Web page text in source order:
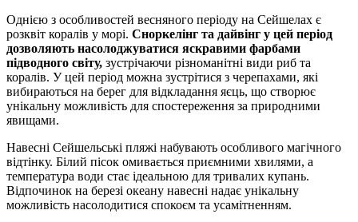
Однією з особливостей весняного періоду на Сейшелах є
розквіт коралів у морі. Сноркелінг та дайвінг у цей період
дозволяють насолоджуватися яскравими фарбами
підводного світу, зустрічаючи різноманітні види риб та
коралів. У цей період можна зустрітися з черепахами, які
вибираються на берег для відкладання яєць, що створює
унікальну можливість для спостереження за природними
явищами.
Навесні Сейшельські пляжі набувають особливого магічного
відтінку. Білий пісок омивається приємними хвилями, а
температура води стає ідеальною для тривалих купань.
Відпочинок на березі океану навесні надає унікальну
можливість насолодитися спокоєм та усамітненням.